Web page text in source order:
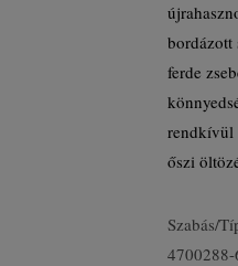
bordázott
ferde
rendkívül
őszi
Szabás/